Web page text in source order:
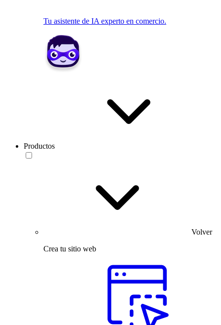
Tu asistente de IA experto en comercio.
Productos
Volver
Crea tu sitio web